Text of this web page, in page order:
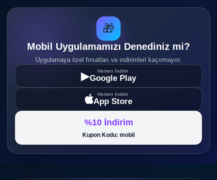
🎁
Mobil Uygulamamızı Denediniz mi?
Uygulamaya özel fırsatları ve indirimleri kaçırmayın.
▶ Hemen İndirin
Google Play
Hemen İndirin
App Store
%10 İndirim
Kupon Kodu: mobil